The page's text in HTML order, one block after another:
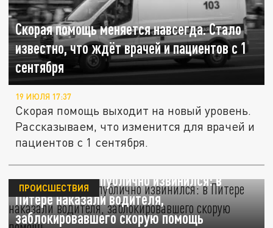
Скорая помощь меняется навсегда. Стало
известно, что ждёт врачей и пациентов с 1
сентября
19 ИЮЛЯ 17:37
Скорая помощь выходит на новый уровень.
Рассказываем, что изменится для врачей и
пациентов с 1 сентября.
Признал вину и публично извинился: в
Питере наказали водителя,
заблокировавшего скорую помощь
ПРОИСШЕСТВИЯ